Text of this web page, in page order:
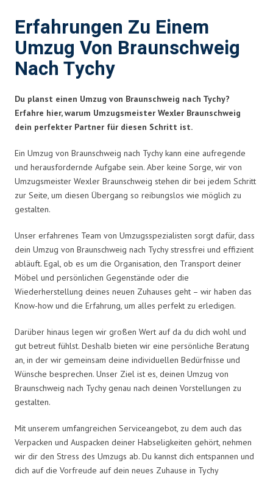
Erfahrungen Zu Einem
Umzug Von Braunschweig
Nach Tychy
Du planst einen Umzug von Braunschweig nach Tychy?
Erfahre hier, warum Umzugsmeister Wexler Braunschweig
dein perfekter Partner für diesen Schritt ist.
Ein Umzug von Braunschweig nach Tychy kann eine aufregende
und herausfordernde Aufgabe sein. Aber keine Sorge, wir von
Umzugsmeister Wexler Braunschweig stehen dir bei jedem Schritt
zur Seite, um diesen Übergang so reibungslos wie möglich zu
gestalten.
Unser erfahrenes Team von Umzugsspezialisten sorgt dafür, dass
dein Umzug von Braunschweig nach Tychy stressfrei und effizient
abläuft. Egal, ob es um die Organisation, den Transport deiner
Möbel und persönlichen Gegenstände oder die
Wiederherstellung deines neuen Zuhauses geht – wir haben das
Know-how und die Erfahrung, um alles perfekt zu erledigen.
Darüber hinaus legen wir großen Wert auf da du dich wohl und
gut betreut fühlst. Deshalb bieten wir eine persönliche Beratung
an, in der wir gemeinsam deine individuellen Bedürfnisse und
Wünsche besprechen. Unser Ziel ist es, deinen Umzug von
Braunschweig nach Tychy genau nach deinen Vorstellungen zu
gestalten.
Mit unserem umfangreichen Serviceangebot, zu dem auch das
Verpacken und Auspacken deiner Habseligkeiten gehört, nehmen
wir dir den Stress des Umzugs ab. Du kannst dich entspannen und
dich auf die Vorfreude auf dein neues Zuhause in Tychy